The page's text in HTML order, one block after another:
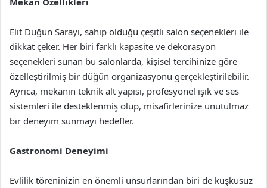
Elit Düğün Sarayı, sahip olduğu çeşitli salon seçenekleri ile
dikkat çeker. Her biri farklı kapasite ve dekorasyon
seçenekleri sunan bu salonlarda, kişisel tercihinize göre
özelleştirilmiş bir düğün organizasyonu gerçekleştirilebilir.
Ayrıca, mekanın teknik alt yapısı, profesyonel ışık ve ses
sistemleri ile desteklenmiş olup, misafirlerinize unutulmaz
bir deneyim sunmayı hedefler.
Gastronomi Deneyimi
Evlilik töreninizin en önemli unsurlarından biri de kuşkusuz